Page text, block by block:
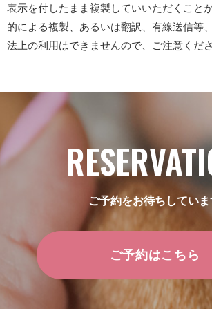
表示を付したまま複製していいただくこと
的による複製、あるいは翻訳、有線送信等
法上の利用はできませんので、ご注意くださ
ご予約をお待ちしてい
ご予約はこちら